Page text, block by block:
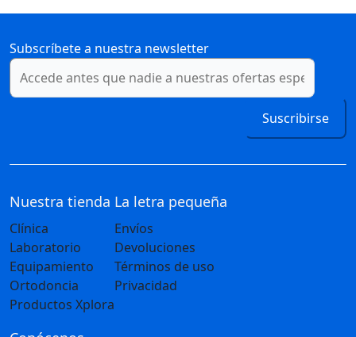
Subscríbete a nuestra newsletter
Suscribirse
Nuestra tienda
Clínica
Laboratorio
Equipamiento
Ortodoncia
Productos Xplora
La letra pequeña
Envíos
Devoluciones
Términos de uso
Privacidad